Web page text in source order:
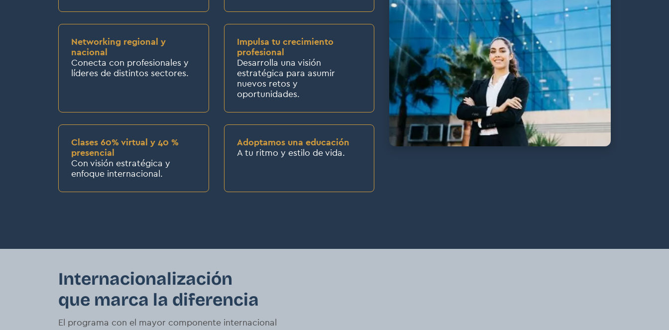
Networking regional y
nacional
Conecta con profesionales y
líderes de distintos sectores.
Impulsa tu crecimiento
profesional
Desarrolla una visión
estratégica para asumir
nuevos retos y
oportunidades.
Clases 60% virtual y 40 %
presencial
Con visión estratégica y
enfoque internacional.
Adoptamos una educación
A tu ritmo y estilo de vida.
Internacionalización
que marca la diferencia
El programa con el mayor componente internacional